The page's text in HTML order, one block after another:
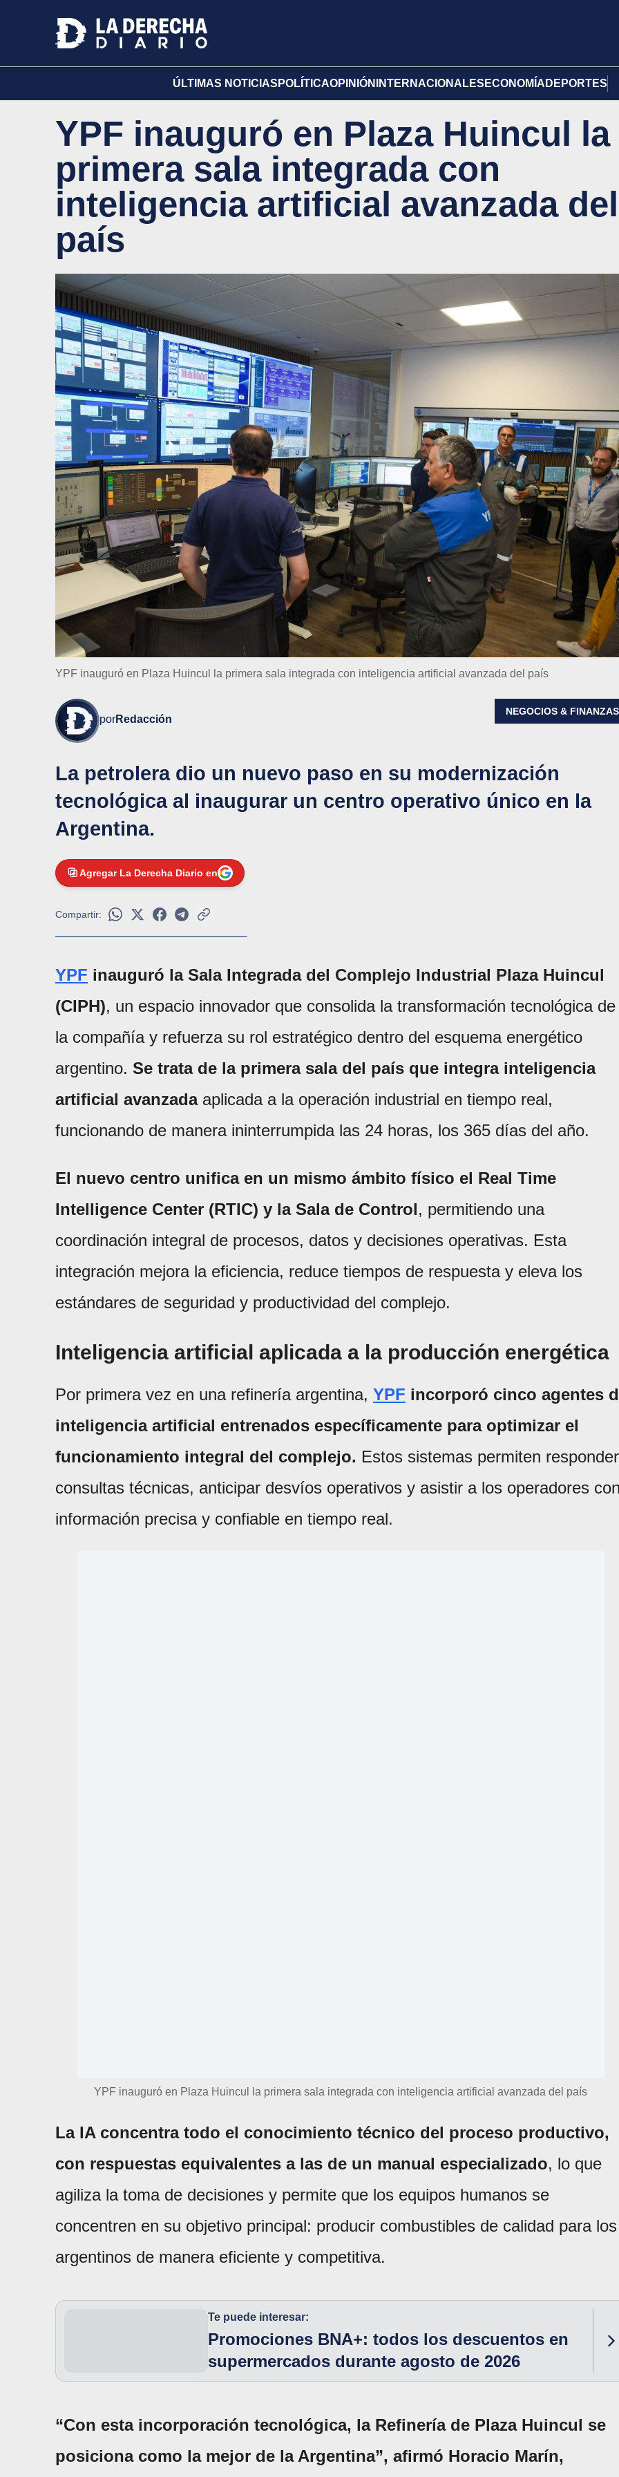
ÚLTIMAS NOTICIAS POLÍTICAOPINIÓN INTERNACIONALES ECONOMÍA DEPORTES
YPF inauguró en Plaza Huincul la
primera sala integrada con
inteligencia artificial avanzada del
país
YPF inauguró en Plaza Huincul la primera sala integrada con inteligencia artificial avanzada del país
porRedacción
NEGOCIOS & FINANZAS
La petrolera dio un nuevo paso en su modernización
tecnológica al inaugurar un centro operativo único en la
Argentina.
Agregar La Derecha Diario en
Compartir:
YPF inauguró la Sala Integrada del Complejo Industrial Plaza Huincul
(CIPH), un espacio innovador que consolida la transformación tecnológica de
la compañía y refuerza su rol estratégico dentro del esquema energético
argentino. Se trata de la primera sala del país que integra inteligencia
artificial avanzadaaplicada a la operación industrial en tiempo real,
funcionando de manera ininterrumpida las 24 horas, los 365 días del año.
El nuevo centro unifica en un mismo ámbito físico el Real Time
Intelligence Center (RTIC) y la Sala de Control, permitiendo una
coordinación integral de procesos, datos y decisiones operativas. Esta
integración mejora la eficiencia, reduce tiempos de respuesta y eleva los
estándares de seguridad y productividad del complejo.
Inteligencia artificial aplicada a la producción energética
Por primera vez en una refinería argentina, YPF incorporó cinco agentes
inteligencia artificial entrenados específicamente para optimizar el
funcionamiento integral del complejo. Estos sistemas permiten responder
consultas técnicas, anticipar desvíos operativos y asistir a los operadores
información precisa y confiable en tiempo real.
YPF inauguró en Plaza Huincul la primera sala integrada con inteligencia artificial avanzada del país
La IA concentra todo el conocimiento técnico del proceso productivo,
con respuestas equivalentes a las de un manual especializado, lo que
agiliza la toma de decisiones y permite que los equipos humanos se
concentren en su objetivo principal: producir combustibles de calidad para los
argentinos de manera eficiente y competitiva.
Te puede interesar:
Promociones BNA+: todos los descuentos en
supermercados durante agosto de 2026
“Con esta incorporación tecnológica, la Refinería de Plaza Huincul se
posiciona como la mejor de la Argentina”, afirmó Horacio Marín,